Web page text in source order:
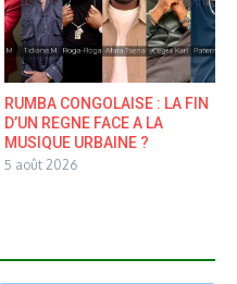
RUMBA CONGOLAISE : LA FIN
D’UN REGNE FACE A LA
MUSIQUE URBAINE ?
5 août 2026